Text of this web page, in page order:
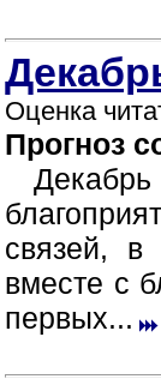
Оценка
Прогноз
связей, в
вместе с
первых...